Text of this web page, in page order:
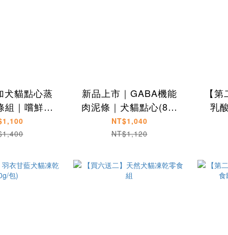
犬貓點心蒸
組｜嚐鮮組
包入
新品上市｜GABA機能
肉泥條｜犬貓點心(8包
組)
NT$1,040
NT$1,120
【
乳